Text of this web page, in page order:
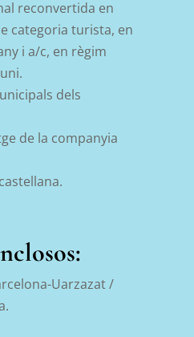
reconvertida en
categoria turista, en
i a/c, en règim
dels
de la companyia
Uarzazat /